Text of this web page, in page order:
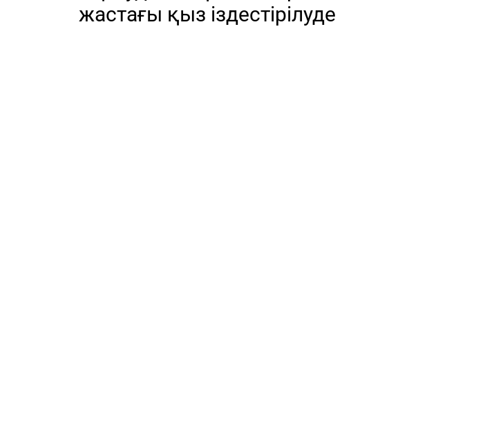
жастағы қыз іздестірілуде